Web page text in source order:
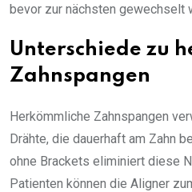
bevor zur nächsten gewechselt
Unterschiede zu
Zahnspangen
Herkömmliche Zahnspangen
Drähte, die dauerhaft am Zahn
ohne Brackets eliminiert diese
Patienten können die Aligner